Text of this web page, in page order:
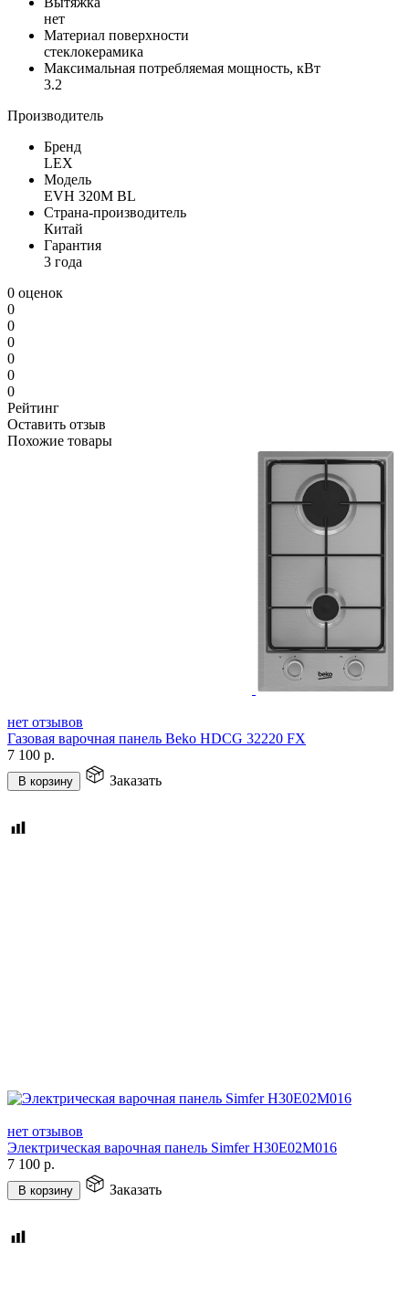
нет
Материал поверхности
стеклокерамика
Максимальная потребляемая мощность, кВт
3.2
Производитель
Бренд
LEX
Модель
EVH 320M BL
Страна-производитель
Китай
Гарантия
3 года
0 оценок
0
0
0
0
0
0
Рейтинг
Оставить отзыв
Похожие товары
нет отзывов
Газовая варочная панель Beko HDCG 32220 FX
7 100 р.
В корзину Заказать
нет отзывов
Электрическая варочная панель Simfer H30E02M016
7 100 р.
В корзину Заказать